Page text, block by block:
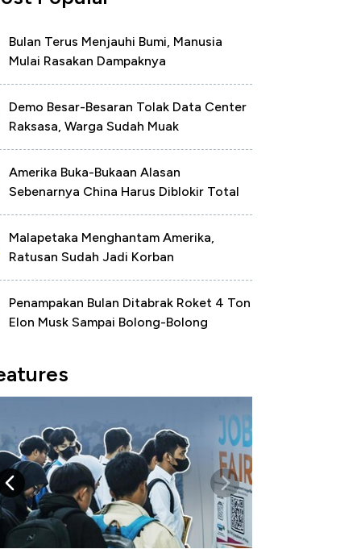
Bulan Terus Menjauhi Bumi, Manusia
Mulai Rasakan Dampaknya
Demo Besar-Besaran Tolak Data Center
Raksasa, Warga Sudah Muak
Amerika Buka-Bukaan Alasan
Sebenarnya China Harus Diblokir Total
Malapetaka Menghantam Amerika,
Ratusan Sudah Jadi Korban
Penampakan Bulan Ditabrak Roket 4 Ton
Elon Musk Sampai Bolong-Bolong